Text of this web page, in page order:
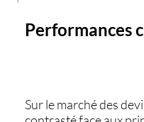
Performances
Sur le marché des